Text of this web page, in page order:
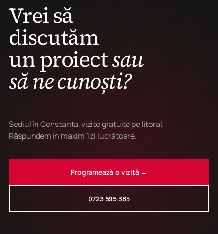
Vrei să
discutăm
un proiectsau
să ne cunoști?
Sediul în Constanța, vizite gratuite pe litoral.
Răspundem în maxim 1 zi lucrătoare.
Programează o vizită →
0723 595 385